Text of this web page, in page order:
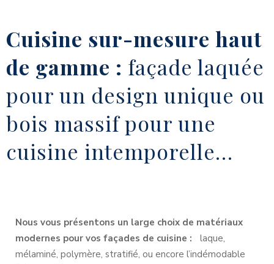
Cuisine sur-mesure haut
de gamme : façade laquée
pour un design unique ou
bois massif pour une
cuisine intemporelle…
Nous vous présentons un large choix de matériaux
modernes pour vos façades de cuisine :
laque,
mélaminé, polymère, stratifié, ou encore l’indémodable